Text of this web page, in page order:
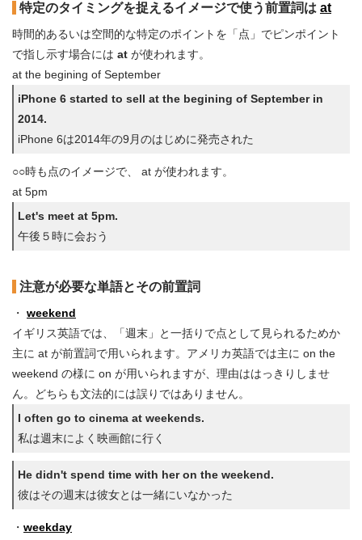
特定のタイミングを捉えるイメージで使う前置詞は at
時間的あるいは空間的な特定のポイントを「点」でピンポイント
で指し示す場合には at が使われます。
at the begining of September
iPhone 6 started to sell at the begining of September in
2014.
iPhone 6は2014年の9月のはじめに発売された
○○時も点のイメージで、 at が使われます。
at 5pm
Let's meet at 5pm.
午後５時に会おう
注意が必要な単語とその前置詞
・ weekend
イギリス英語では、「週末」と一括りで点として見られるためか
主に at が前置詞で用いられます。アメリカ英語では主に on the
weekend の様に on が用いられますが、理由ははっきりしませ
ん。どちらも文法的には誤りではありません。
I often go to cinema at weekends.
私は週末によく映画館に行く
He didn't spend time with her on the weekend.
彼はその週末は彼女とは一緒にいなかった
・ weekday